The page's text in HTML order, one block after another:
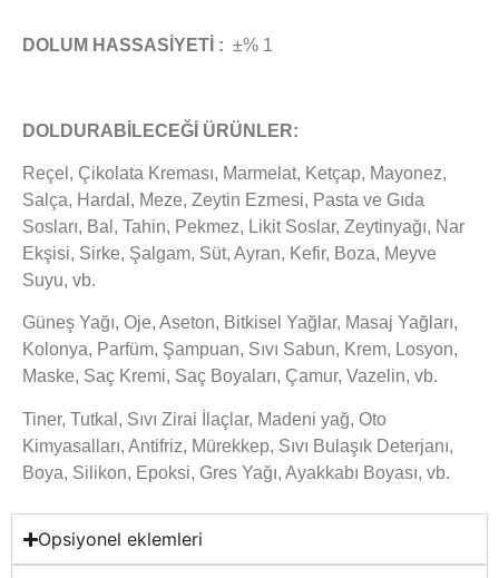
DOLUM HASSASİYETİ : ±% 1
DOLDURABİLECEĞİ ÜRÜNLER:
Reçel, Çikolata Kreması, Marmelat, Ketçap, Mayonez,
Salça, Hardal, Meze, Zeytin Ezmesi, Pasta ve Gıda
Sosları, Bal, Tahin, Pekmez, Likit Soslar, Zeytinyağı, Nar
Ekşisi, Sirke, Şalgam, Süt, Ayran, Kefir, Boza, Meyve
Suyu, vb.
Güneş Yağı, Oje, Aseton, Bitkisel Yağlar, Masaj Yağları,
Kolonya, Parfüm, Şampuan, Sıvı Sabun, Krem, Losyon,
Maske, Saç Kremi, Saç Boyaları, Çamur, Vazelin, vb.
Tiner, Tutkal, Sıvı Zirai İlaçlar, Madeni yağ, Oto
Kimyasalları, Antifriz, Mürekkep, Sıvı Bulaşık Deterjanı,
Boya, Silikon, Epoksi, Gres Yağı, Ayakkabı Boyası, vb.
Opsiyonel eklemleri